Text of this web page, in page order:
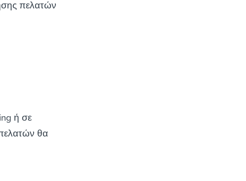
πελατών
ή σε
θα